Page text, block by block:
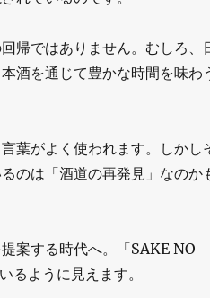
帰ではありません。むしろ、
酒を通じて豊かな時間を味わ
葉がよく使われます。しかし
のは「酒道の再発見」なのか
案する時代へ。「SAKE NO
るように見えます。